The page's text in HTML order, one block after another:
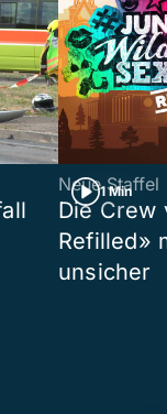
1 Min
Neue Staffel
Die Crew
Refilled»
unsicher